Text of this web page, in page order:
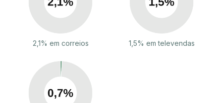
2,1% em correios 1,5% em televendas